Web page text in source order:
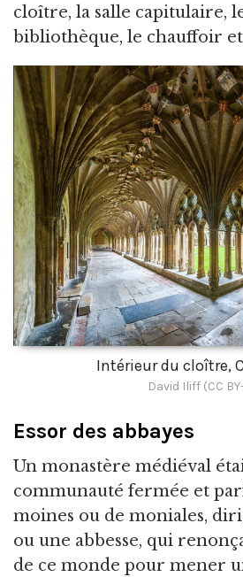
cloître, la salle capitulaire,
bibliothèque, le chauffoir
Intérieur du cloître,
David Iliff (CC
Essor des abbayes
Un monastère médiéval
communauté fermée et
moines ou de moniales,
ou une abbesse, qui
de ce monde pour mener